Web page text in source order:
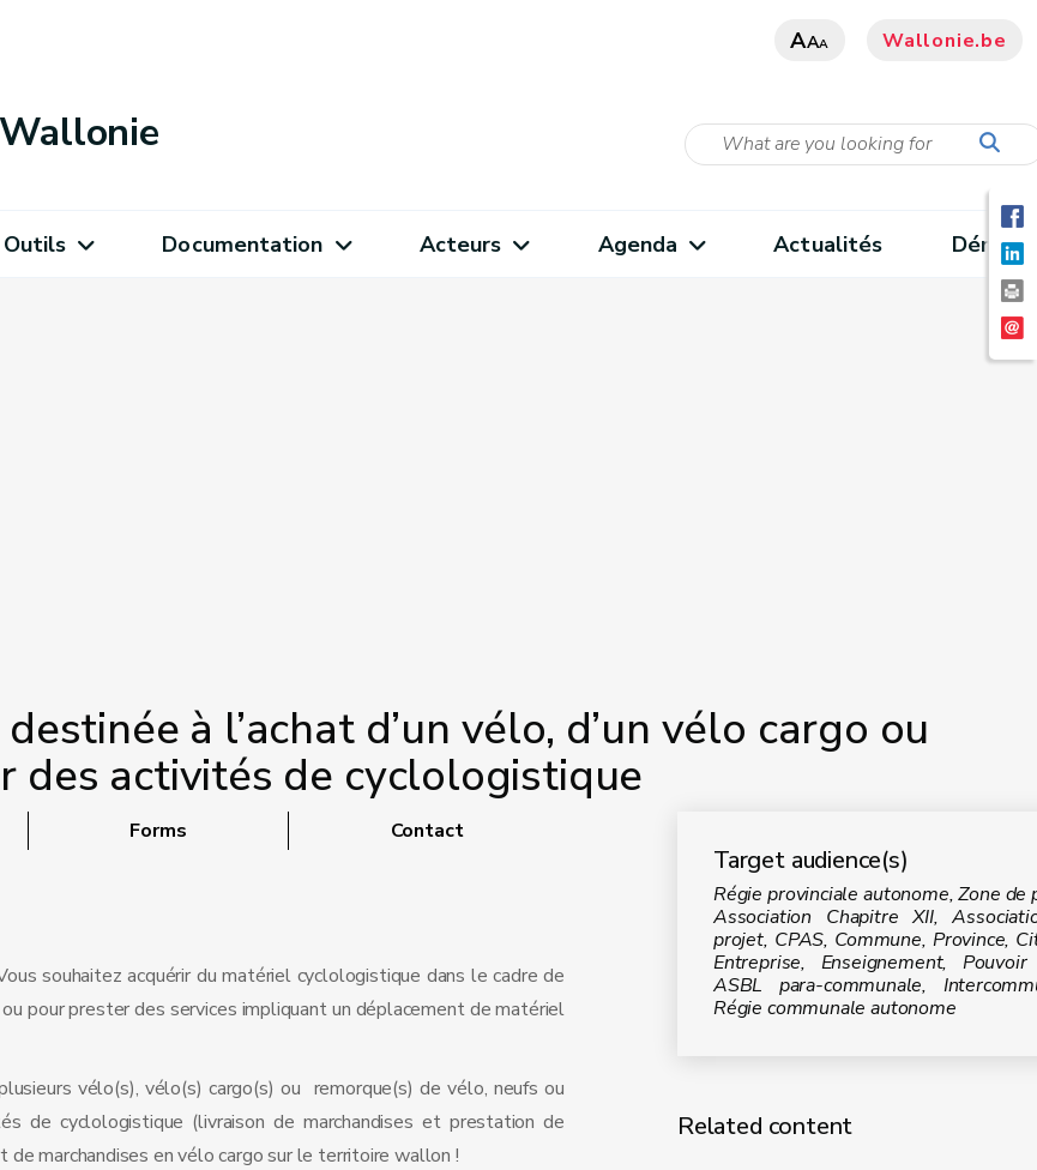
AAA Wallonie.be
Outils Documentation Acteurs Agenda Actualités
à l’achat d’un vélo, d’un vélo cargo ou
des activités de cyclologistique
Forms Contact
souhaitez acquérir du matériel cyclologistique dans le cadre de
pour prester des services impliquant un déplacement de matériel
vélo(s), vélo(s) cargo(s) ou remorque(s) de vélo, neufs ou
de cyclologistique (livraison de marchandises et prestation de
marchandises en vélo cargo sur le territoire wallon !
Target audience(s)
Régie provinciale autonome, Zone de
Association Chapitre XII,
projet, CPAS, Commune, Province,
Entreprise, Enseignement,
ASBL para-communale,
Régie communale autonome
Related content